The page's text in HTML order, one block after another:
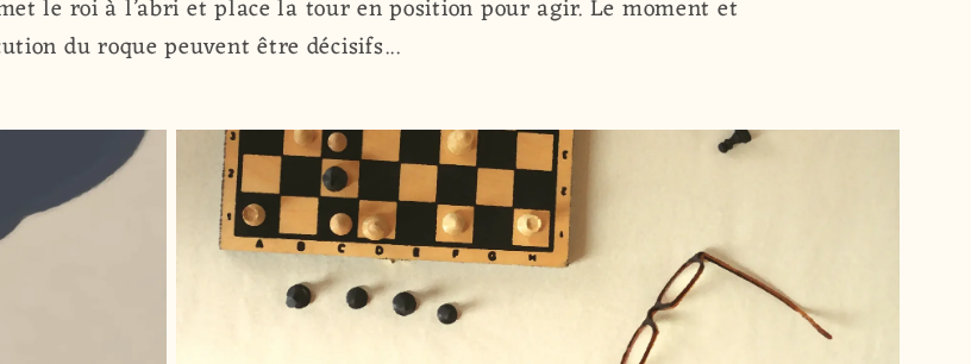
le roi à l’abri et place la tour en position pour agir. Le moment et
du roque peuvent être décisifs...